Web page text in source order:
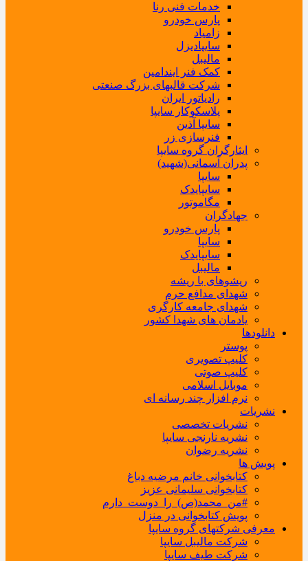
خدمات فنی رنا
پارس خودرو
زامیاد
سایپادیزل
مالیبل
کمک فنر ایندامین
شرکت قالبهای بزرگ صنعتی
رادیاتور ایران
پلاسکوکار سایپا
سایپا آذین
فنرسازی زر
ایثارگران گروه سایپا
پدران آسمانی(شهید)
سایپا
سایپایدک
مگاموتور
جهادگران
پارس خودرو
سایپا
سایپایدک
مالیبل
ریشوهای با ریشه
شهدای مدافع حرم
شهدای جامعه کارگری
یادمان های شهدا کشور
دانلودها
پوستر
کلیپ تصویری
کلیپ صوتی
موبایل اسلامی
نرم افزار چند رسانه ای
نشریات
نشریات تخصصی
نشریه نارنجی سایپا
نشریه رضوان
پویش ها
کتابخوانی خانم مرضیه دباغ
کتابخوانی سلیمانی عزیز
#من_محمد(ص)_را_دوست_دارم
پویش کتابخوانی در منزل
معرفی شرکتهای گروه سایپا
شرکت مالیبل سایپا
شرکت طیف سایپا